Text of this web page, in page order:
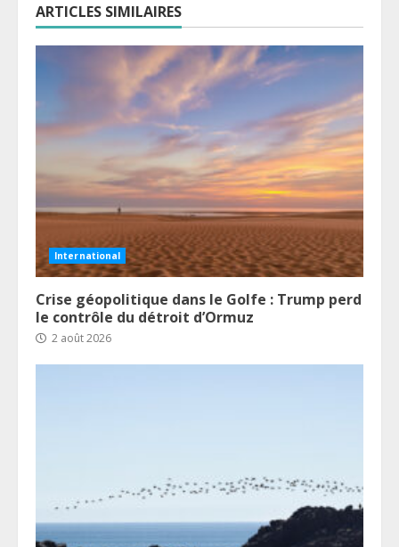
ARTICLES SIMILAIRES
International
Crise géopolitique dans le Golfe : Trump perd
le contrôle du détroit d’Ormuz
2 août 2026